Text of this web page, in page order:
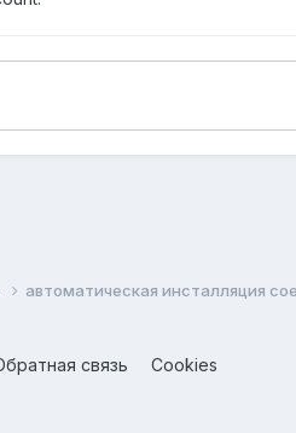
автоматическая инсталляция
связь Cookies